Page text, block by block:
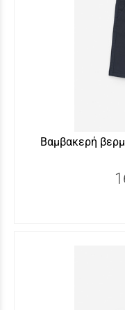
Βαμβακερή